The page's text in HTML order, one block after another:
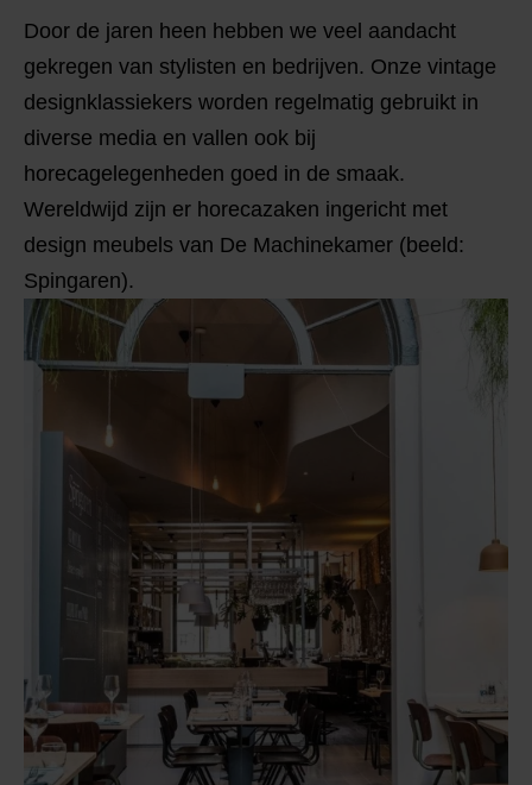
Door de jaren heen hebben we veel aandacht
gekregen van stylisten en bedrijven. Onze vintage
designklassiekers worden regelmatig gebruikt in
diverse media en vallen ook bij
horecagelegenheden goed in de smaak.
Wereldwijd zijn er horecazaken ingericht met
design meubels van De Machinekamer (beeld:
Spingaren).